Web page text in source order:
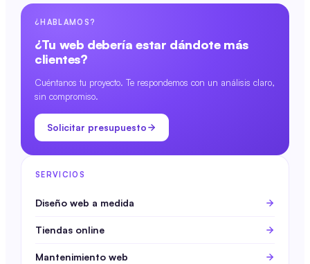
¿HABLAMOS?
¿Tu web debería estar dándote más
clientes?
Cuéntanos tu proyecto. Te respondemos con un análisis claro,
sin compromiso.
Solicitar presupuesto
SERVICIOS
Diseño web a medida
Tiendas online
Mantenimiento web